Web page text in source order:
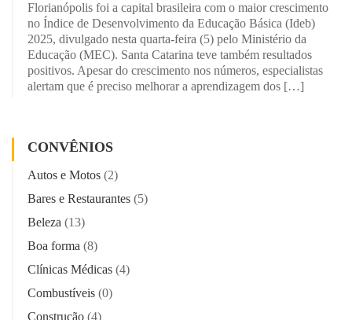
Florianópolis foi a capital brasileira com o maior crescimento
no Índice de Desenvolvimento da Educação Básica (Ideb)
2025, divulgado nesta quarta-feira (5) pelo Ministério da
Educação (MEC). Santa Catarina teve também resultados
positivos. Apesar do crescimento nos números, especialistas
alertam que é preciso melhorar a aprendizagem dos […]
CONVÊNIOS
Autos e Motos (2)
Bares e Restaurantes (5)
Beleza (13)
Boa forma (8)
Clínicas Médicas (4)
Combustíveis (0)
Construção (4)